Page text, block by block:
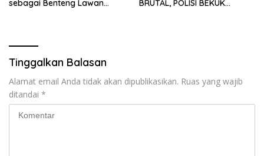
sebagai Benteng Lawan
BRUTAL, POLISI BEKUK
Tinggalkan Balasan
Alamat email Anda tidak akan dipublikasikan. Ruas yang wajib
ditandai *